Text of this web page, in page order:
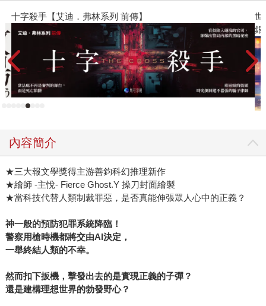
十字殺手【艾迪．弗林系列 前傳】
世
銀
內容簡介
★三大報文學獎得主游善鈞科幻推理新作
★繪師 -主悅- Fierce Ghost.Y 操刀封面繪製
★當科技代替人類制裁罪惡，是否真能伸張眾人心中的正義？
神一般的預防犯罪系統降臨！
警察用槍時機都將交由AI決定，
一舉終結人類的不幸。
然而扣下扳機，擊發出去的是實現正義的子彈？
還是建構理想世界的勃發野心？